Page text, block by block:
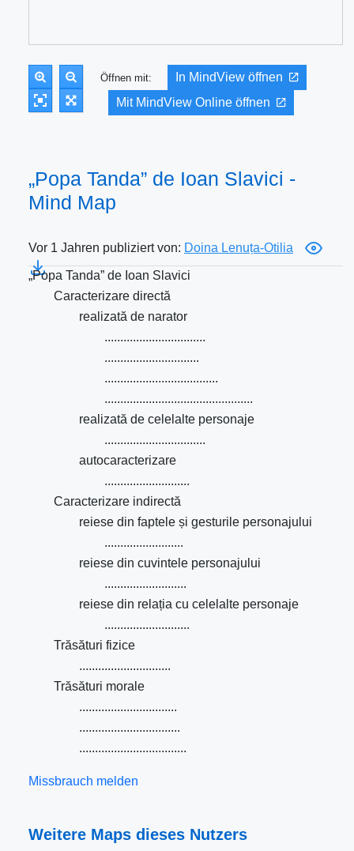
Öffnen mit:
In MindView öffnen
Mit MindView Online öffnen
„Popa Tanda” de Ioan Slavici -
Mind Map
Vor 1 Jahren publiziert von: Doina Lenuța-Otilia
„Popa Tanda” de Ioan Slavici
Caracterizare directă
realizată de narator
................................
..............................
....................................
...............................................
realizată de celelalte personaje
................................
autocaracterizare
...........................
Caracterizare indirectă
reiese din faptele și gesturile personajului
.........................
reiese din cuvintele personajului
..........................
reiese din relația cu celelalte personaje
...........................
Trăsături fizice
.............................
Trăsături morale
...............................
................................
..................................
Missbrauch melden
Weitere Maps dieses Nutzers